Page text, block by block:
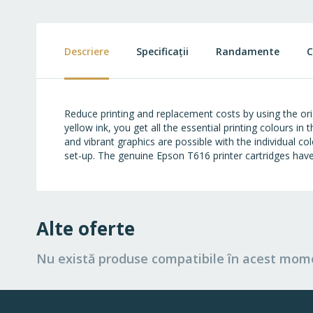
images
Descriere
Reduce printing and replacement costs by using the
yellow ink, you get all the essential printing colours in
and vibrant graphics are possible with the individual
set-up. The genuine Epson T616 printer cartridges
Specificații Randamente
Alte oferte
Nu există produse compatibile în acest